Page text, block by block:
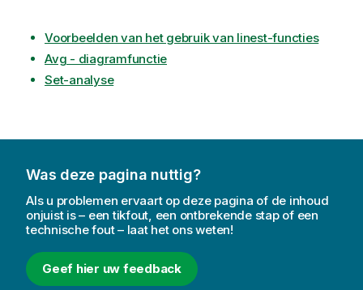
Voorbeelden van het gebruik van linest-functies
Avg - diagramfunctie
Set-analyse
Was deze pagina nuttig?
Als u problemen ervaart op deze pagina of de inhoud
onjuist is – een tikfout, een ontbrekende stap of een
technische fout – laat het ons weten!
Geef hier uw feedback